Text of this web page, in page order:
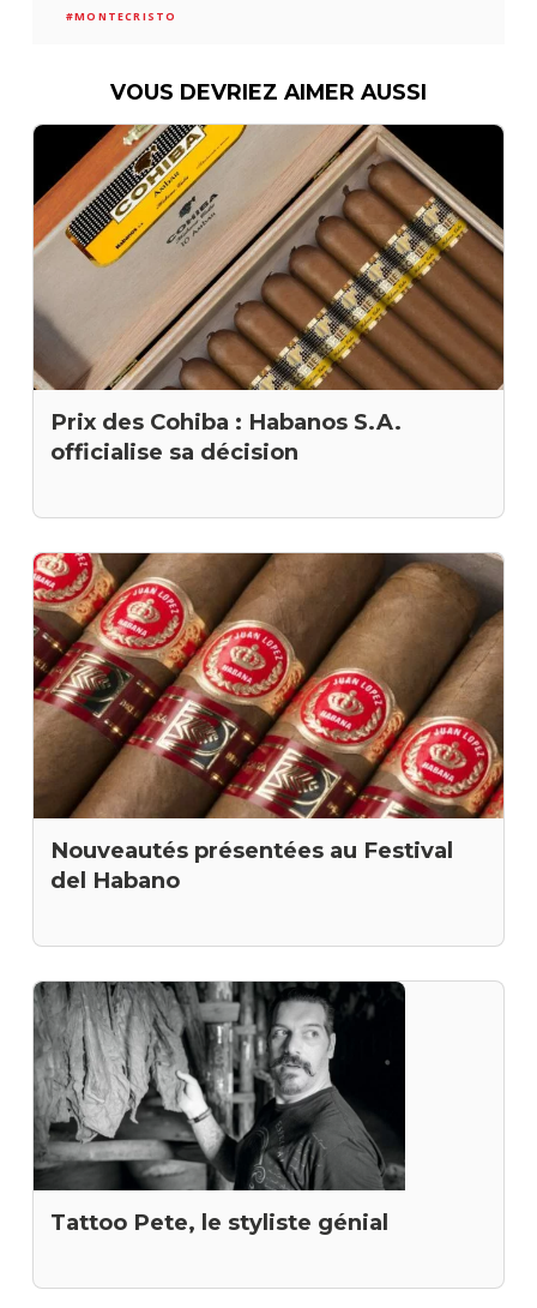
#MONTECRISTO
VOUS DEVRIEZ AIMER AUSSI
Prix des Cohiba : Habanos S.A.
officialise sa décision
Nouveautés présentées au Festival
del Habano
Tattoo Pete, le styliste génial